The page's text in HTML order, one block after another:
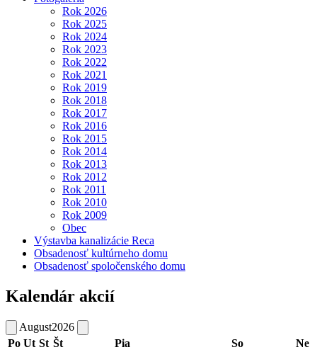
Rok 2026
Rok 2025
Rok 2024
Rok 2023
Rok 2022
Rok 2021
Rok 2019
Rok 2018
Rok 2017
Rok 2016
Rok 2015
Rok 2014
Rok 2013
Rok 2012
Rok 2011
Rok 2010
Rok 2009
Obec
Výstavba kanalizácie Reca
Obsadenosť kultúrneho domu
Obsadenosť spoločenského domu
Kalendár akcií
August2026
Po Ut St Št Pia So
Ne